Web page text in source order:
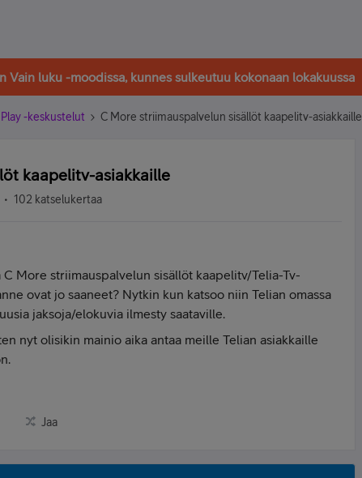
Vain luku -moodissa, kunnes sulkeutuu kokonaan lokakuussa
-keskustelut C More striimauspalvelun sisällöt kaapelitv-asiakkaille
kaapelitv-asiakkaille
102 katselukertaa
C More striimauspalvelun sisällöt kaapelitv/Telia-Tv-
ovat jo saaneet? Nytkin kun katsoo niin Telian omassa
jaksoja/elokuvia ilmesty saataville.
nyt olisikin mainio aika antaa meille Telian asiakkaille
Jaa